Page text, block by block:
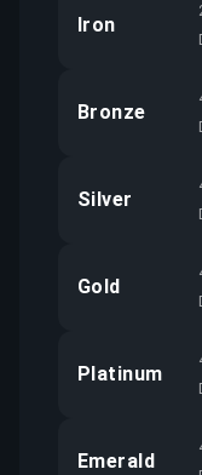
Iron
Bronze
Silver
Gold
Platinum
Emerald